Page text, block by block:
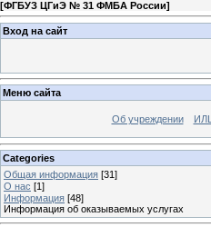
[ФГБУЗ ЦГиЭ № 31 ФМБА России]
Вход на сайт
Меню сайта
Об учреждении ИЛЦ
Categories
Общая информация [31]
О нас [1]
Информация [48]
Информация об оказываемых услугах